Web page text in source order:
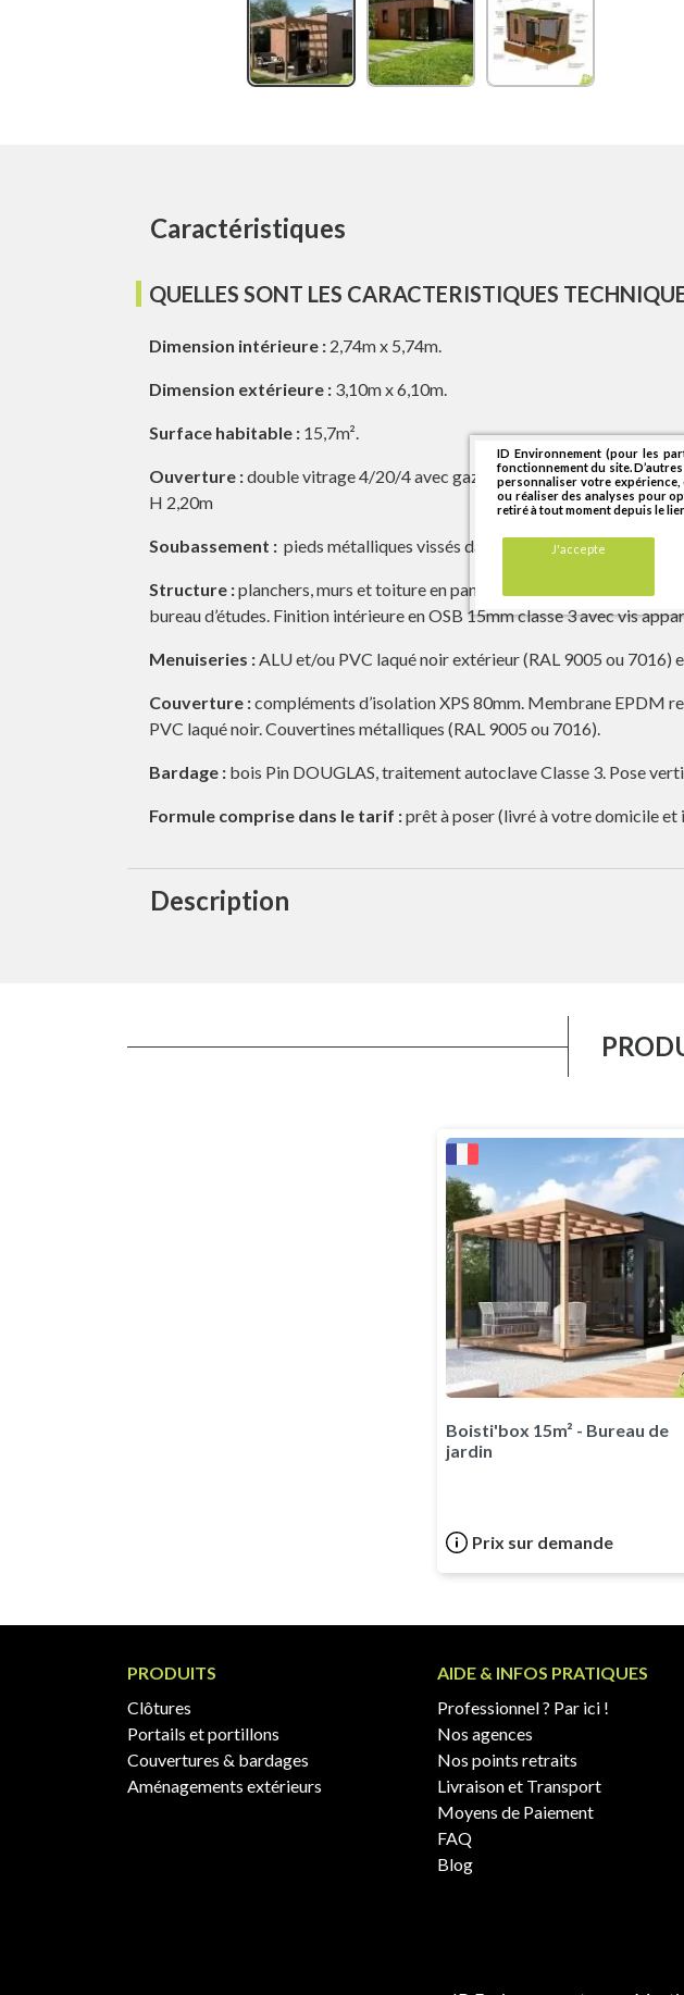
ID Environnement (pour les
fonctionnement du site.
personnaliser votre
ou réaliser des analyses pour
retiré à tout moment depuis le
J'accepte
Caractéristiques
QUELLES SONT LES CARACTERISTIQUES
Dimension intérieure : 2,74m x 5,74m.
Dimension extérieure : 3,10m x 6,10m.
Surface habitable : 15,7m².
Ouverture :double vitrage 4/20/4 avec gaz argon. Une baie
H 2,20m
Soubassement : pieds métalliques vissés dans le sol avec platines en
Structure :planchers, murs et toiture en panneaux structurels isolants
bureau d’études. Finition intérieure en OSB 15mm classe 3 avec vis
Menuiseries :ALU et/ou PVC laqué noir extérieur (RAL 9005 ou
Couverture :compléments d’isolation XPS 80mm. Membrane EPDM
PVC laqué noir. Couvertines métalliques (RAL 9005 ou 7016).
Bardage : bois Pin DOUGLAS, traitement autoclave Classe 3. Pose
Formule comprise dans le tarif :prêt à poser (livré à votre domicile et
Description
Boisti'box 15m² - Bureau de
jardin
Prix sur demande
PRODUITS
Clôtures
Portails et portillons
Couvertures & bardages
Aménagements extérieurs
AIDE & INFOS PRATIQUES
Professionnel ? Par ici !
Nos agences
Nos points retraits
Livraison et Transport
Moyens de Paiement
FAQ
Blog